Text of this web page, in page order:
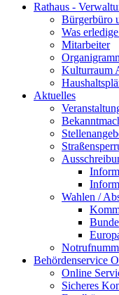
Rathaus -
Bürgerbüro
Was
Mitarbeiter
Kulturraum
Aktuelles
Wahlen /
Behördenservice
Online
Sicheres